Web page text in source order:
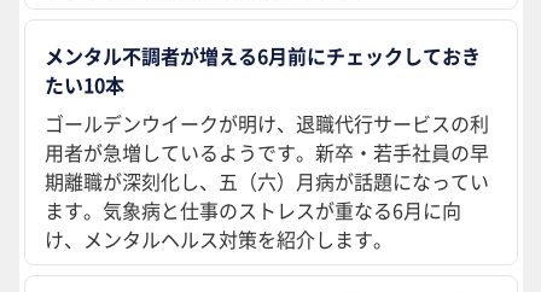
メンタル不調者が増える6月前にチェックしておき
たい10本
ゴールデンウイークが明け、退職代行サービスの利
用者が急増しているようです。新卒・若手社員の早
期離職が深刻化し、五（六）月病が話題になってい
ます。気象病と仕事のストレスが重なる6月に向
け、メンタルヘルス対策を紹介します。